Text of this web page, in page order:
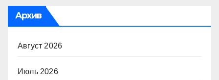
Архив
Август 2026
Июль 2026